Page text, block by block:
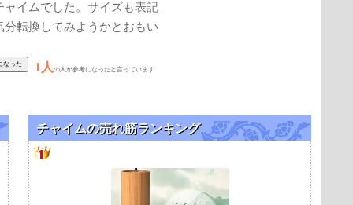
イムでした。サイズも表記
転換してみようかとおもい
1人 の人が参考になったと言っています
チャイムの売れ筋ランキング